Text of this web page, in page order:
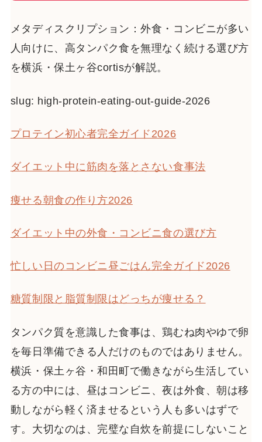
メタディスクリプション：外食・コンビニが多い
人向けに、高タンパク食を無理なく続ける選び方
を横浜・保土ヶ谷cortisが解説。
slug: high-protein-eating-out-guide-2026
プロテイン初心者完全ガイド2026
ダイエット中に筋肉を落とさない食事法
痩せる朝食の作り方2026
ダイエット中の外食・コンビニ食の選び方
忙しい日のコンビニ昼ごはん完全ガイド2026
糖質制限と脂質制限はどっちが痩せる？
タンパク質を意識した食事は、鶏むね肉やゆで卵
を毎日準備できる人だけのものではありません。
横浜・保土ヶ谷・和田町で働きながら生活してい
る方の中には、昼はコンビニ、夜は外食、朝は移
動しながら軽く済ませるという人も多いはずで
す。大切なのは、完璧な自炊を前提にしないこと